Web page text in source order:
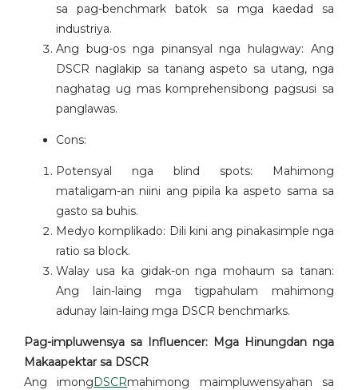
sa pag-benchmark batok sa mga kaedad sa
industriya.
Ang bug-os nga pinansyal nga hulagway: Ang
DSCR naglakip sa tanang aspeto sa utang, nga
naghatag ug mas komprehensibong pagsusi sa
panglawas.
Cons:
Potensyal nga blind spots: Mahimong
mataligam-an niini ang pipila ka aspeto sama sa
gasto sa buhis.
Medyo komplikado: Dili kini ang pinakasimple nga
ratio sa block.
Walay usa ka gidak-on nga mohaum sa tanan:
Ang lain-laing mga tigpahulam mahimong
adunay lain-laing mga DSCR benchmarks.
Pag-impluwensya sa Influencer: Mga Hinungdan nga
Makaapektar sa DSCR
Ang imongDSCRmahimong maimpluwensyahan sa